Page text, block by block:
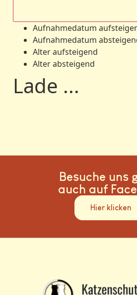
Aufnahmedatum
Aufnahmedatum
Alter aufsteigend
Alter absteigend
Lade ...
Besuche uns
auch auf
Hier klicken